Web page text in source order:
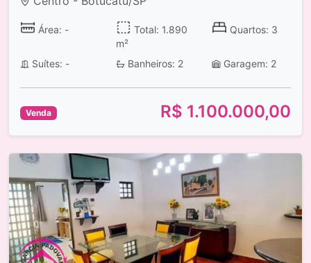
Área: -
Total: 1.890
m²
Quartos: 3
Suítes: - Banheiros: 2 Garagem: 2
Venda R$ 1.100.000,00